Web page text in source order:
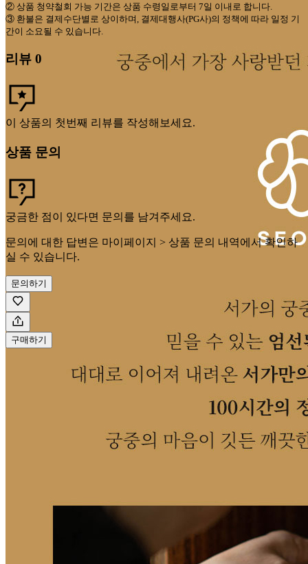
② 상품 청약철회 가능 기간은 상품 수령일로부터 7일 이내로 합니다
③ 환불은 결제수단별로 상이하며 결제대행사(PG사)의 정책에 따라 일정 기
간이 소요될 수 있습니다
리뷰 0
이 상품의 첫번째 리뷰를 작성해보세요.
상품 문의
궁금한 점이 있다면 문의를 남겨주세요.
문의에 대한 답변은 마이페이지 > 상품 문의 내역에서 확인하
실 수 있습니다.
문의하기
구매하기